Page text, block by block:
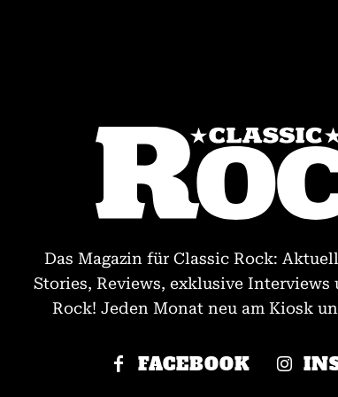
Das Magazin für Classic Rock:
Stories, Reviews, exklusive Interviews
Rock! Jeden Monat neu am Kiosk
FACEBOOK